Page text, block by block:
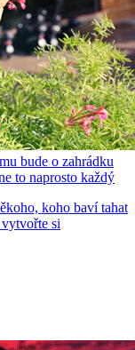
bude o zahrádku
to naprosto každý
koho baví tahat
si